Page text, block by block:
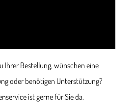
Ihrer Bestellung, wünschen eine
oder benötigen Unterstützung?
ist gerne für Sie da.